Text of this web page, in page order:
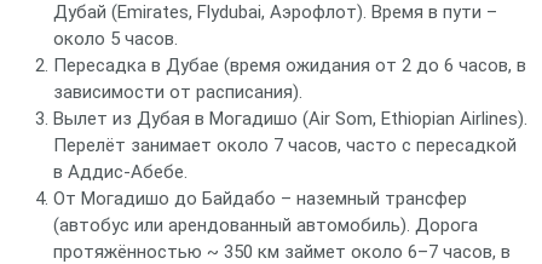
Дубай (Emirates, Flydubai, Аэрофлот). Время в пути –
около 5 часов.
Пересадка в Дубае (время ожидания от 2 до 6 часов, в
зависимости от расписания).
Вылет из Дубая в Могадишо (Air Som, Ethiopian Airlines).
Перелёт занимает около 7 часов, часто с пересадкой
в Аддис-Абебе.
От Могадишо до Байдабо – наземный трансфер
(автобус или арендованный автомобиль). Дорога
протяжённостью ~ 350 км займет около 6–7 часов, в